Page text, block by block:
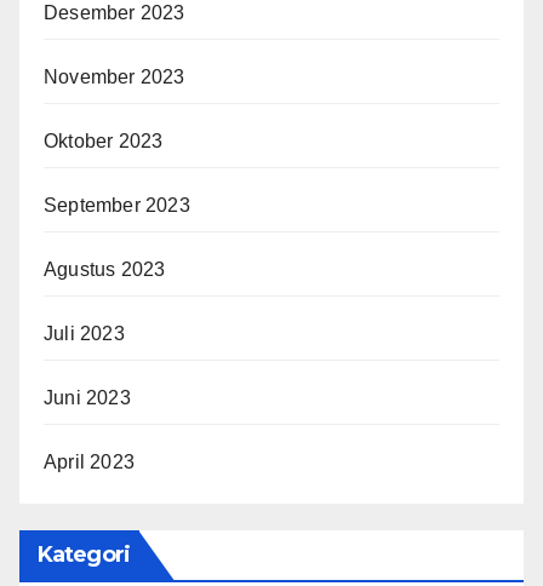
Desember 2023
November 2023
Oktober 2023
September 2023
Agustus 2023
Juli 2023
Juni 2023
April 2023
Kategori